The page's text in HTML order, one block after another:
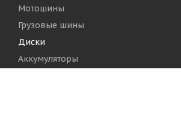
Мотошины
Грузовые шины
Диски
Аккумуляторы